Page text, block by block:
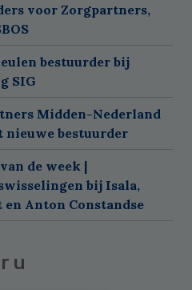
voor Zorgpartners,
bestuurder bij
SIG
Midden-Nederland
nieuwe bestuurder
de week |
bij Isala,
Anton Constandse
u